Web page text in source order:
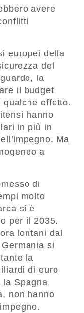
avere
europei della
del
la
il budget
qualche effetto.
hanno
in più in
Ma
a
di
molto
si è
per il 2035.
lontani dal
si
la
di euro
la Spagna
non hanno